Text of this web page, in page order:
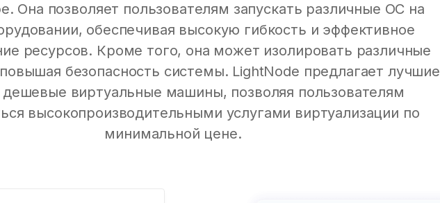
Она позволяет пользователям запускать различные ОС на
обеспечивая высокую гибкость и эффективное
ресурсов. Кроме того, она может изолировать различные
безопасность системы. LightNode предлагает лучшие
виртуальные машины, позволяя пользователям
высокопроизводительными услугами виртуализации по
минимальной цене.